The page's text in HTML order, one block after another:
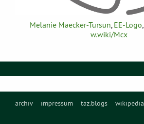
archiv impressum taz.blogs wikipedia
Melanie Maecker-Tursun, EE-Logo,
w.wiki/Mcx